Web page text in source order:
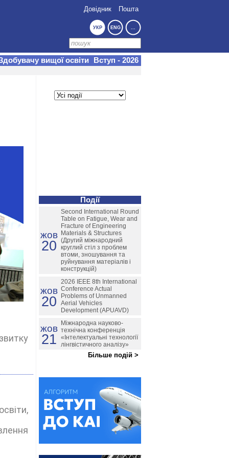
Довідник Пошта
УКР ENG ...
вищої освіти Вступ - 2026
Події
жов
20
Second International Round
Table on Fatigue, Wear and
Fracture of Engineering
Materials & Structures
(Другий міжнародний
круглий стіл з проблем
втоми, зношування та
руйнування матеріалів і
конструкцій)
жов
20
2026 IEEE 8th International
Conference Actual
Problems of Unmanned
Aerial Vehicles
Development (APUAVD)
жов
21
Міжнародна науково-
технічна конференція
«Інтелектуальні технології
лінгвістичного аналізу»
Більше подій >